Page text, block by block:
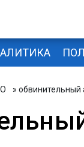
О » обвинительный